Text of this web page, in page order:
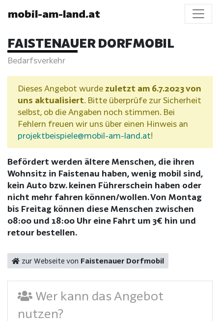
mobil-am-land.at
FAISTENAUER DORFMOBIL
Bedarfsverkehr
Dieses Angebot wurde zuletzt am 6.7.2023 von
uns aktualisiert. Bitte überprüfe zur Sicherheit
selbst, ob die Angaben noch stimmen. Bei
Fehlern freuen wir uns über einen Hinweis an
projektbeispiele@mobil-am-land.at!
Befördert werden ältere Menschen, die ihren
Wohnsitz in Faistenau haben, wenig mobil sind,
kein Auto bzw. keinen Führerschein haben oder
nicht mehr fahren können/wollen. Von Montag
bis Freitag können diese Menschen zwischen
08:00 und 18:00 Uhr eine Fahrt um 3€ hin und
retour bestellen.
zur Webseite von Faistenauer Dorfmobil
Wer kann das Angebot
nutzen?